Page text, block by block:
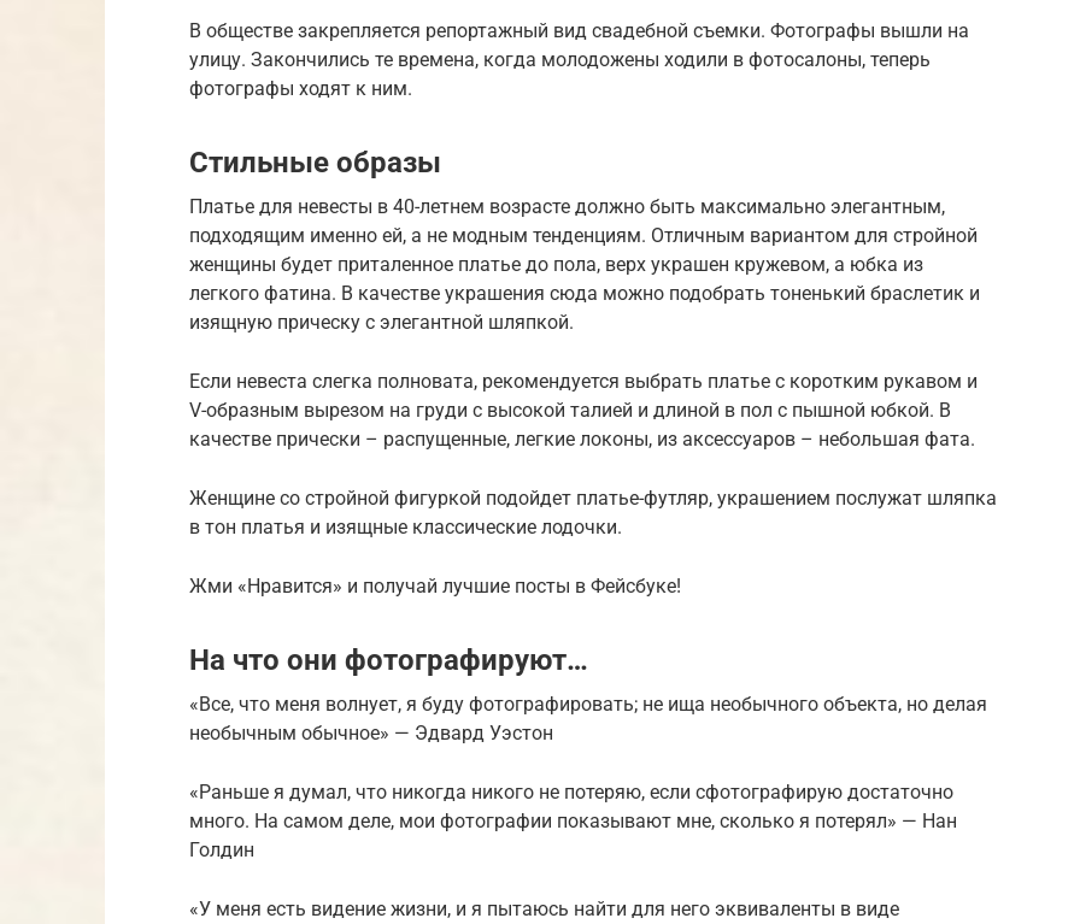
В обществе закрепляется репортажный вид свадебной съемки. Фотографы вышли на
улицу. Закончились те времена, когда молодожены ходили в фотосалоны, теперь
фотографы ходят к ним.
Стильные образы
Платье для невесты в 40-летнем возрасте должно быть максимально элегантным,
подходящим именно ей, а не модным тенденциям. Отличным вариантом для стройной
женщины будет приталенное платье до пола, верх украшен кружевом, а юбка из
легкого фатина. В качестве украшения сюда можно подобрать тоненький браслетик и
изящную прическу с элегантной шляпкой.
Если невеста слегка полновата, рекомендуется выбрать платье с коротким рукавом и
V-образным вырезом на груди с высокой талией и длиной в пол с пышной юбкой. В
качестве прически – распущенные, легкие локоны, из аксессуаров – небольшая фата.
Женщине со стройной фигуркой подойдет платье-футляр, украшением послужат шляпка
в тон платья и изящные классические лодочки.
Жми «Нравится» и получай лучшие посты в Фейсбуке!
На что они фотографируют…
«Все, что меня волнует, я буду фотографировать; не ища необычного объекта, но делая
необычным обычное» — Эдвард Уэстон
«Раньше я думал, что никогда никого не потеряю, если сфотографирую достаточно
много. На самом деле, мои фотографии показывают мне, сколько я потерял» — Нан
Голдин
«У меня есть видение жизни, и я пытаюсь найти для него эквиваленты в виде